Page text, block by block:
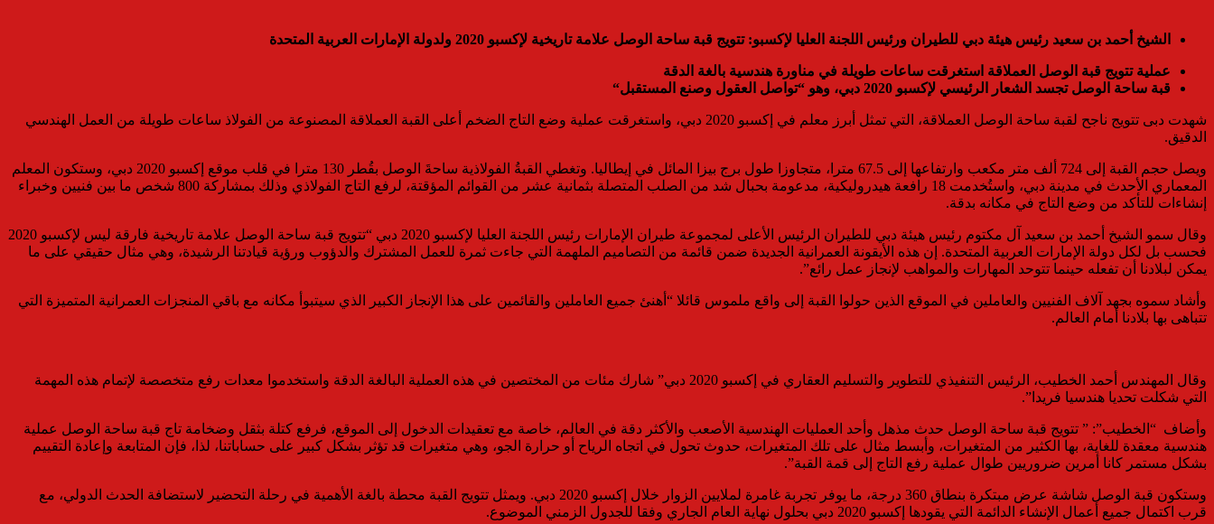
الشيخ أحمد بن سعيد رئيس هيئة دبي للطيران ورئيس اللجنة العليا لإكسبو: تتويج قبة ساحة الوصل علامة تاريخية لإكسبو 2020 ولدولة الإمارات العربية المتحدة
عملية تتويج قبة الوصل العملاقة استغرقت ساعات طويلة في مناورة هندسية بالغة الدقة
قبة ساحة الوصل تجسد الشعار الرئيسي لإكسبو 2020 دبي، وهو “تواصل العقول وصنع المستقبل
“
شهدت دبى تتويج ناجح لقبة ساحة الوصل العملاقة، التي تمثل أبرز معلم في إكسبو 2020 دبي، واستغرقت عملية وضع التاج الضخم أعلى القبة العملاقة المصنوعة من الفولاذ ساعات طويلة من العمل الهندسي
الدقيق.
ويصل حجم القبة إلى 724 ألف متر مكعب وارتفاعها إلى 67.5 مترا، متجاوزا طول برج بيزا المائل في إيطاليا. وتغطي القبةُ الفولاذية ساحةَ الوصل بقُطر 130 مترا في قلب موقع إكسبو 2020 دبي، وستكون المعلم
المعماري الأحدث في مدينة دبي، واستُخدمت 18 رافعة هيدروليكية، مدعومة بحبال شد من الصلب المتصلة بثمانية عشر من القوائم المؤقتة، لرفع التاج الفولاذي وذلك بمشاركة 800 شخص ما بين فنيين وخبراء
إنشاءات للتأكد من وضع التاج في مكانه بدقة.
وقال سمو الشيخ أحمد بن سعيد آل مكتوم رئيس هيئة دبي للطيران الرئيس الأعلى لمجموعة طيران الإمارات رئيس اللجنة العليا لإكسبو 2020 دبي “تتويج قبة ساحة الوصل علامة تاريخية فارقة ليس لإكسبو 2020
فحسب بل لكل دولة الإمارات العربية المتحدة. إن هذه الأيقونة العمرانية الجديدة ضمن قائمة من التصاميم الملهمة التي جاءت ثمرة للعمل المشترك والدؤوب ورؤية قيادتنا الرشيدة، وهي مثال حقيقي على ما
يمكن لبلادنا أن تفعله حينما تتوحد المهارات والمواهب لإنجاز عمل رائع”.
وأشاد سموه بجهد آلاف الفنيين والعاملين في الموقع الذين حولوا القبة إلى واقع ملموس قائلا “أهنئ جميع العاملين والقائمين على هذا الإنجاز الكبير الذي سيتبوأ مكانه مع باقي المنجزات العمرانية المتميزة التي
تتباهى بها بلادنا أمام العالم.
وقال المهندس أحمد الخطيب، الرئيس التنفيذي للتطوير والتسليم العقاري في إكسبو 2020 دبي” شارك مئات من المختصين في هذه العملية البالغة الدقة واستخدموا معدات رفع متخصصة لإتمام هذه المهمة
التي شكلت تحديا هندسيا فريدا”.
وأضاف “الخطيب”: ” تتويج قبة ساحة الوصل حدث مذهل وأحد العمليات الهندسية الأصعب والأكثر دقة في العالم، خاصة مع تعقيدات الدخول إلى الموقع، فرفع كتلة بثقل وضخامة تاج قبة ساحة الوصل عملية
هندسية معقدة للغاية، بها الكثير من المتغيرات، وأبسط مثال على تلك المتغيرات، حدوث تحول في اتجاه الرياح أو حرارة الجو، وهي متغيرات قد تؤثر بشكل كبير على حساباتنا، لذا، فإن المتابعة وإعادة التقييم
بشكل مستمر كانا أمرين ضروريين طوال عملية رفع التاج إلى قمة القبة”.
وستكون قبة الوصل شاشة عرض مبتكرة بنطاق 360 درجة، ما يوفر تجربة غامرة لملايين الزوار خلال إكسبو 2020 دبي. ويمثل تتويج القبة محطة بالغة الأهمية في رحلة التحضير لاستضافة الحدث الدولي، مع
قرب اكتمال جميع أعمال الإنشاء الدائمة التي يقودها إكسبو 2020 دبي بحلول نهاية العام الجاري وفقا للجدول الزمني الموضوع.